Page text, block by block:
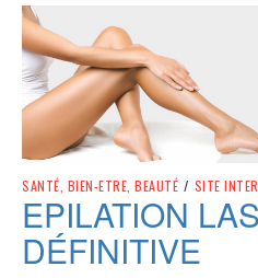
SANTÉ, BIEN-ETRE, BEAUTÉ / SITE
EPILATION
DÉFINITIVE